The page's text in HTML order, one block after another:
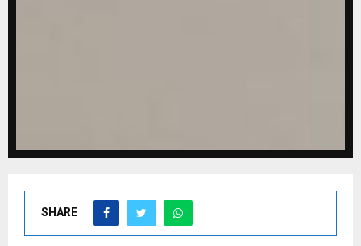
SHARE